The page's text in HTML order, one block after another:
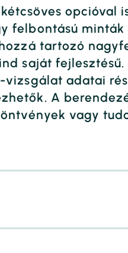
opcióval
felbontású
tartozó
saját fejlesztésű.
adatai
A
vagy